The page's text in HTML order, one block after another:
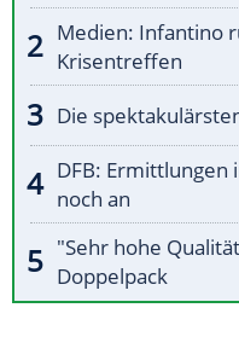
Medien: Infantino
Krisentreffen
Die
DFB: Ermittlungen
noch an
"Sehr hohe
Doppelpack